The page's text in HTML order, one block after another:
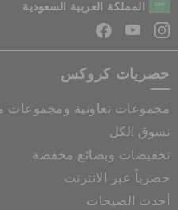
المملكة العربية السعودية
حصريات كروكس
مجموعات تعاونية ومجموعات
تسوق الكل
تخفيضات وبضائع مخفضة
حصرياً عبر الانترنت
أحدث الصيحات